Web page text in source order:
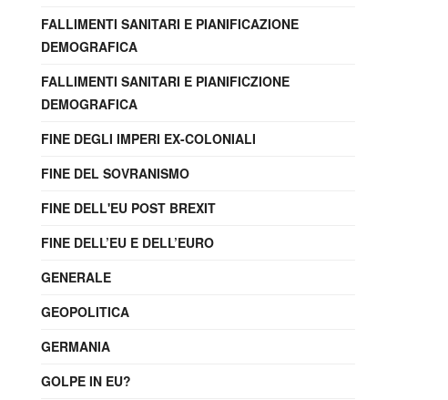
FALLIMENTI SANITARI E PIANIFICAZIONE
DEMOGRAFICA
FALLIMENTI SANITARI E PIANIFICZIONE
DEMOGRAFICA
FINE DEGLI IMPERI EX-COLONIALI
FINE DEL SOVRANISMO
FINE DELL'EU POST BREXIT
FINE DELL’EU E DELL’EURO
GENERALE
GEOPOLITICA
GERMANIA
GOLPE IN EU?